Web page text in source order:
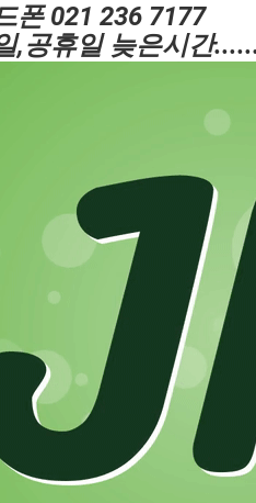
폰 021 236 7177
,공휴일 늦은시간